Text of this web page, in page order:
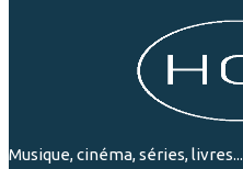
Musique, cinéma, séries, livres...